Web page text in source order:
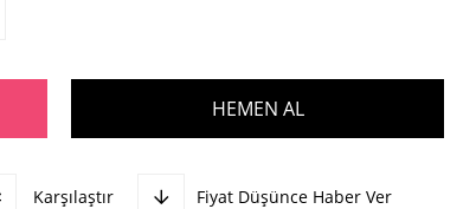
Karşılaştır Fiyat Düşünce Haber Ver